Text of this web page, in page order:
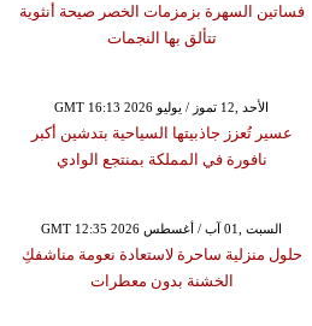
فساتين السهرة بزمزمات الخصر صيحة أنثوية
تتألق بها النجمات
GMT 16:13 2026 الأحد ,12 تموز / يوليو
عسير تُعزز جاذبيتها السياحية بتدشين أكبر
نافورة في المملكة بمنتجع الوادي
GMT 12:35 2026 السبت ,01 آب / أغسطس
حلول منزلية ساحرة لاستعادة نعومة مناشفكِ
الخشنة بدون معطرات